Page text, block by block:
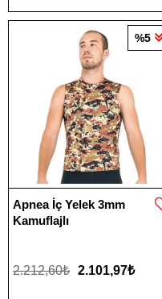
Apnea İç Yelek 3mm
Kamuflajlı
2.101,97₺
2.212,60₺
%5